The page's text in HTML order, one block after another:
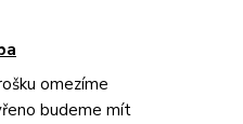
omezíme
budeme mít